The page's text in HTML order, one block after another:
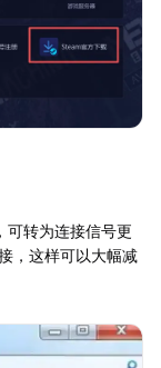
可转为连接信号更
，这样可以大幅减